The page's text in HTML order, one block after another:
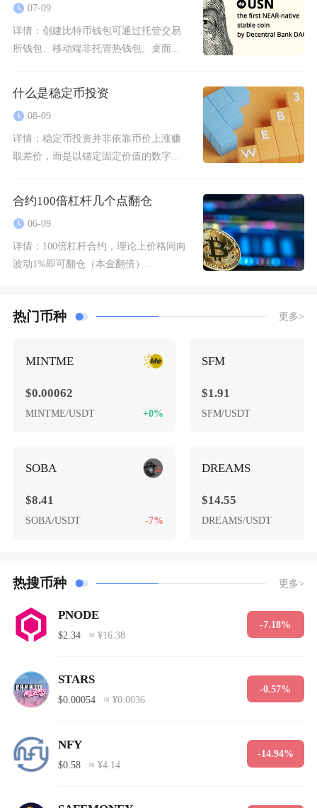
07-09
详情： 创建比特币钱包可通过托管交易
所钱包、移动端非托管热钱包、桌面...
什么是稳定币投资
08-09
详情： 稳定币投资并非依靠币价上涨赚
取差价，而是以锚定固定价值的数字...
合约100倍杠杆几个点翻仓
06-09
详情： 100倍杠杆合约，理论上价格同向
波动1%即可翻仓（本金翻倍）...
热门币种 更多>
MINTME
$0.00062
MINTME/USDT +0%
SOBA
$8.41
SOBA/USDT -7%
SFM
$1.91
SFM/USDT
DREAMS
$14.55
DREAMS/USDT
热搜币种 更多>
PNODE
$2.34 ≈ ¥16.38
-7.18%
STARS
$0.00054 ≈ ¥0.0036
-0.57%
NFY
$0.58 ≈ ¥4.14
-14.94%